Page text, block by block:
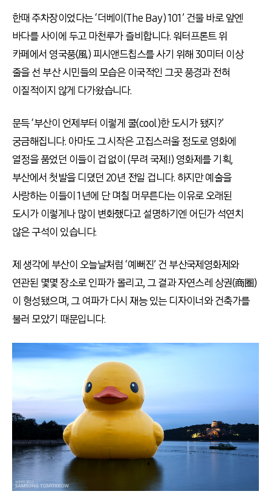
한때 주차장이었다는 ‘더베이(The Bay) 101’ 건물 바로 앞엔
바다를 사이에 두고 마천루가 즐비합니다. 워터프론트 위
카페에서 영국풍(風) 피시앤드칩스를 사기 위해 30미터 이상
줄을 선 부산 시민들의 모습은 이국적인 그곳 풍경과 전혀
이질적이지 않게 다가왔습니다.
문득 ‘부산이 언제부터 이렇게 쿨(cool)한 도시가 됐지?’
궁금해집니다. 아마도 그 시작은 고집스러울 정도로 영화에
열정을 품었던 이들이 겁 없이 (무려 국제!) 영화제를 기획,
부산에서 첫발을 디뎠던 20년 전일 겁니다. 하지만 예술을
사랑하는 이들이 1년에 단 며칠 머무른다는 이유로 오래된
도시가 이렇게나 많이 변화했다고 설명하기엔 어딘가 석연치
않은 구석이 있습니다.
제 생각에 부산이 오늘날처럼 ‘예뻐진’ 건 부산국제영화제와
연관된 몇몇 장소로 인파가 몰리고, 그 결과 자연스레 상권(商圈)
이 형성됐으며, 그 여파가 다시 재능 있는 디자이너와 건축가를
불러 모았기 때문입니다.